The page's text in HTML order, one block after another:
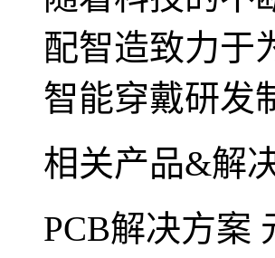
配智造致力于
智能穿戴研发
相关产品&解
PCB解决方案